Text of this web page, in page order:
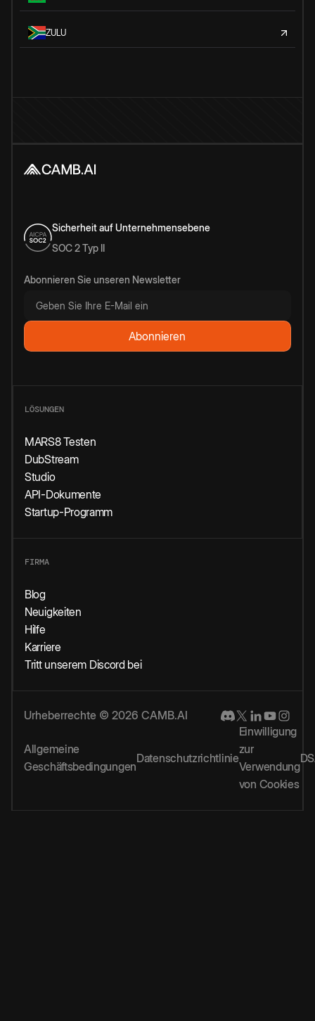
ZULU
Sicherheit auf Unternehmensebene
SOC 2 Typ II
Abonnieren Sie unseren Newsletter
LÖSUNGEN
MARS8 Testen
DubStream
Studio
API-Dokumente
Startup-Programm
FIRMA
Blog
Neuigkeiten
Hilfe
Karriere
Tritt unserem Discord bei
Urheberrechte © 2026 CAMB.AI
Allgemeine
Geschäftsbedingungen
Datenschutzrichtlinie
Einwilligung
zur
Verwendung
von Cookies